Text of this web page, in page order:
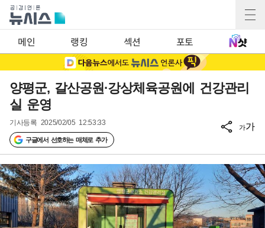
메인 랭킹 섹션 포토
양평군, 갈산공원·강상체육공원에 건강관리
실 운영
기사등록 2025/02/05 12:53:33
구글에서 선호하는 매체로 추가
가가